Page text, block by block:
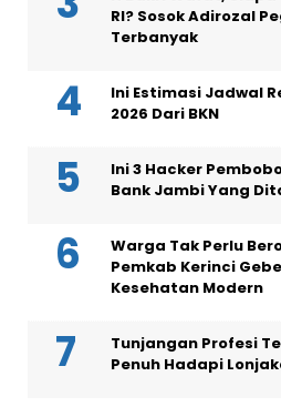
RI? Sosok Adirozal
Terbanyak
Ini Estimasi Jadwal
2026 Dari BKN
Ini 3 Hacker
Bank Jambi Yang
Warga Tak Perlu
Pemkab Kerinci
Kesehatan Modern
Tunjangan Profesi
Penuh Hadapi